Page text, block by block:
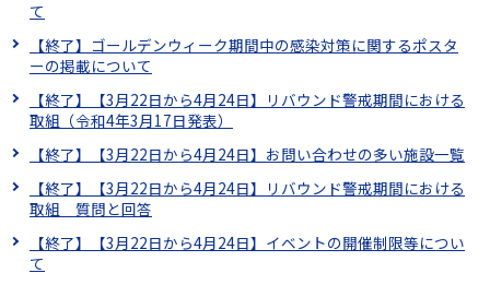
て
【終了】ゴールデンウィーク期間中の感染対策に関するポスタ
ーの掲載について
【終了】【3月22日から4月24日】リバウンド警戒期間における
取組（令和4年3月17日発表）
【終了】【3月22日から4月24日】お問い合わせの多い施設一覧
【終了】【3月22日から4月24日】リバウンド警戒期間における
取組 質問と回答
【終了】【3月22日から4月24日】イベントの開催制限等につい
て